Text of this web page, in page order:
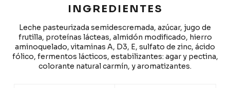
INGREDIENTES
Leche pasteurizada semidescremada, azúcar, jugo de
frutilla, proteínas lácteas, almidón modificado, hierro
aminoquelado, vitaminas A, D3, E, sulfato de zinc, ácido
fólico, fermentos lácticos, estabilizantes: agar y pectina,
colorante natural carmín, y aromatizantes.